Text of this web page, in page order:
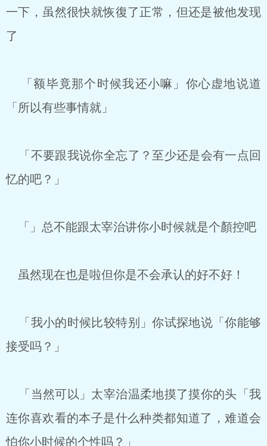
一下，虽然很快就恢復了正常，但还是被他发现
了
「额毕竟那个时候我还小嘛」你心虚地说道
「所以有些事情就」
「不要跟我说你全忘了？至少还是会有一点回
忆的吧？」
「」总不能跟太宰治讲你小时候就是个顏控吧
虽然现在也是啦但你是不会承认的好不好！
「我小的时候比较特别」你试探地说「你能够
接受吗？」
「当然可以」太宰治温柔地摸了摸你的头「我
连你喜欢看的本子是什么种类都知道了，难道会
怕你小时候的个性吗？」